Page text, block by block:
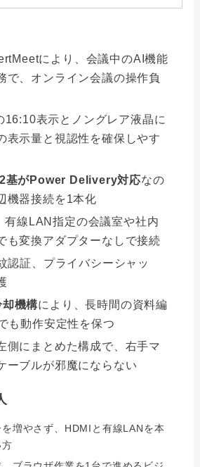
により、会議中のAI機能
で、オンライン会議の操作負
表示とノングレア液晶に
表示量と視認性を確保しやす
基がPower Delivery対応なの
機器接続を1本化
有線LAN指定の会議室や社内
も変換アダプターなしで接続
認証、プライバシーシャッ
機構により、長時間の資料編
も動作安定性を保つ
側にまとめた構成で、右手マ
ーブルが邪魔にならない
増やさず、HDMIと有線LANを本